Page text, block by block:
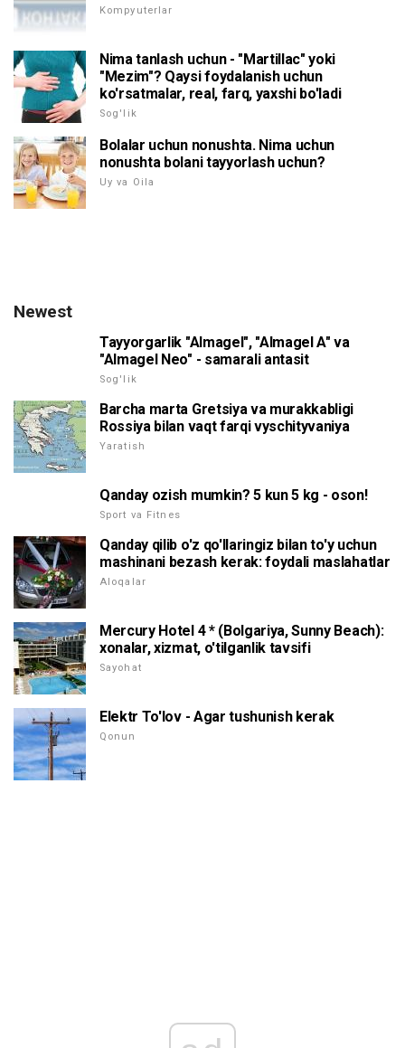
Kompyuterlar
Nima tanlash uchun - "Martillac" yoki
"Mezim"? Qaysi foydalanish uchun
ko'rsatmalar, real, farq, yaxshi bo'ladi
Sog'lik
Bolalar uchun nonushta. Nima uchun
nonushta bolani tayyorlash uchun?
Uy va Oila
Newest
Tayyorgarlik "Almagel", "Almagel A" va
"Almagel Neo" - samarali antasit
Sog'lik
Barcha marta Gretsiya va murakkabligi
Rossiya bilan vaqt farqi vyschityvaniya
Yaratish
Qanday ozish mumkin? 5 kun 5 kg - oson!
Sport va Fitnes
Qanday qilib o'z qo'llaringiz bilan to'y uchun
mashinani bezash kerak: foydali maslahatlar
Aloqalar
Mercury Hotel 4 * (Bolgariya, Sunny Beach):
xonalar, xizmat, o'tilganlik tavsifi
Sayohat
Elektr To'lov - Agar tushunish kerak
Qonun